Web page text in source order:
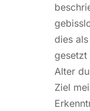
dies
gesetzt
Alter
Ziel